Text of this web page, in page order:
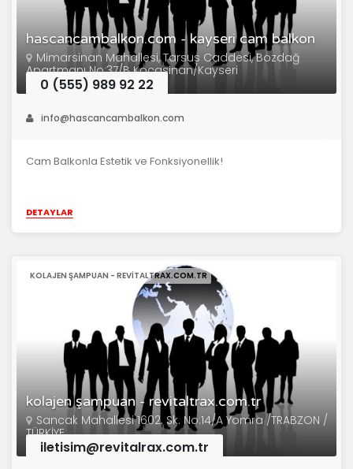
hascancambalkon.com - kayseri cam balkon
Mimarsinan Mahallesi, Tarsus Caddesi, Bozdağ
Apartmanı No:37/B Kocasinan/Kayseri
0 (555) 989 92 22
info@hascancambalkon.com
Cam Balkonla Estetik ve Fonksiyonellik!
DETAYLAR
kolajen şampuan - revitaltrax.com.tr
KOLAJEN ŞAMPUAN - REVITALTRAX.COM.TR
Sancak Mahallesi 1602. Sk. No:14/A Yomra /TRABZON /
TÜRKİYE
iletisim@revitalrax.com.tr